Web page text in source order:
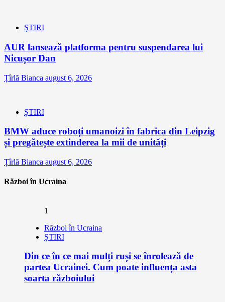
ȘTIRI
AUR lansează platforma pentru suspendarea lui
Nicușor Dan
Țîrlă Bianca august 6, 2026
ȘTIRI
BMW aduce roboți umanoizi în fabrica din Leipzig
și pregătește extinderea la mii de unități
Țîrlă Bianca august 6, 2026
Război în Ucraina
1
Război în Ucraina
ȘTIRI
Din ce în ce mai mulți ruși se înrolează de
partea Ucrainei. Cum poate influența asta
soarta războiului